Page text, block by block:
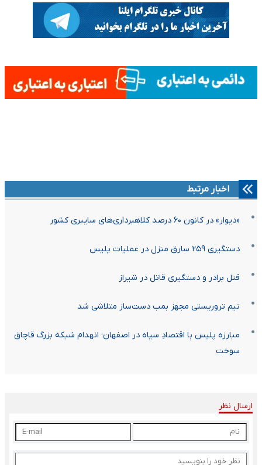
اخبار مرتبط
«دیوار» در کانون ۶۰ درصد کلاهبرداری‌های سایبری کشور
دستگیری ۲۵۹ سارق منزل در عملیات پلیس
قتل برادر و دستگیری قاتل در شیراز
تیم تروریستی مجهز بمب دست‌ساز متلاشی شد
مبارزه پلیس با اقتصادِ سیاه در اصفهان؛ انهدام شبکه بزرگ قاچاق
سوخت
ارسال نظر